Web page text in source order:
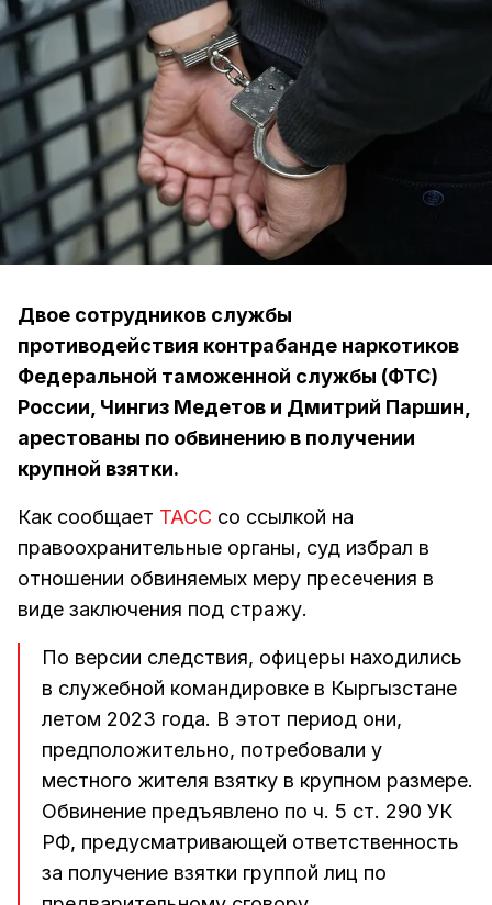
Двое сотрудников службы
противодействия контрабанде наркотиков
Федеральной таможенной службы (ФТС)
России, Чингиз Медетов и Дмитрий Паршин,
арестованы по обвинению в получении
крупной взятки.
Как сообщает ТАСС со ссылкой на
правоохранительные органы, суд избрал в
отношении обвиняемых меру пресечения в
виде заключения под стражу.
По версии следствия, офицеры находились
в служебной командировке в Кыргызстане
летом 2023 года. В этот период они,
предположительно, потребовали у
местного жителя взятку в крупном размере.
Обвинение предъявлено по ч. 5 ст. 290 УК
РФ, предусматривающей ответственность
за получение взятки группой лиц по